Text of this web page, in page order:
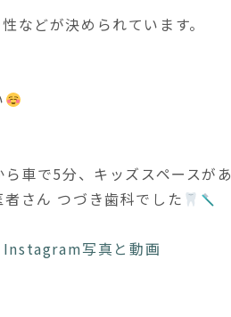
などが決められています。
車で5分、キッズスペースがあ
さん つづき歯科でした
写真と動画